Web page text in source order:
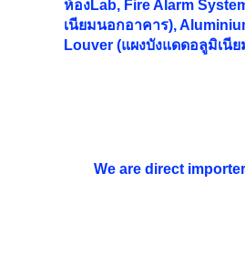
ห้องLab, Fire Alarm
เนียมนอกอาคาร),
Louver (แผงบังแดดอลูมิเนี
We are direct